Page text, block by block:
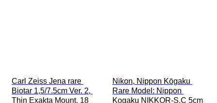
Carl Zeiss Jena rare
Biotar 1,5/7.5cm Ver. 2,
Thin Exakta Mount, 18
Nikon, Nippon Kōgaku
Rare Model: Nippon
Kogaku NIKKOR-S.C 5cm